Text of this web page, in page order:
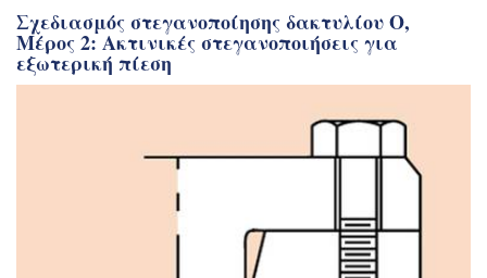
Σχεδιασμός στεγανοποίησης δακτυλίου Ο,
Μέρος 2: Ακτινικές στεγανοποιήσεις για
εξωτερική πίεση